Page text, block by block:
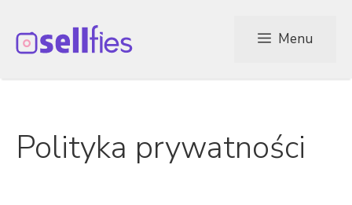
Menu
Polityka prywatności